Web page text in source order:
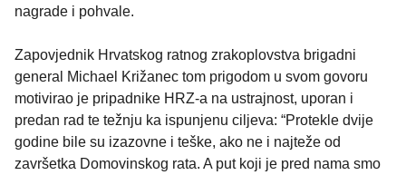
nagrade i pohvale.
Zapovjednik Hrvatskog ratnog zrakoplovstva brigadni
general Michael Križanec tom prigodom u svom govoru
motivirao je pripadnike HRZ-a na ustrajnost, uporan i
predan rad te težnju ka ispunjenu ciljeva: “Protekle dvije
godine bile su izazovne i teške, ako ne i najteže od
završetka Domovinskog rata. A put koji je pred nama smo